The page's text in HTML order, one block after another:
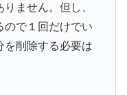
ません。但し、
ので１回だけでい
を削除する必要は